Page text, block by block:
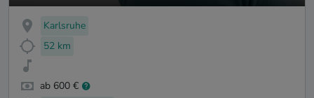
Karlsruhe
52 km
ab 600 €